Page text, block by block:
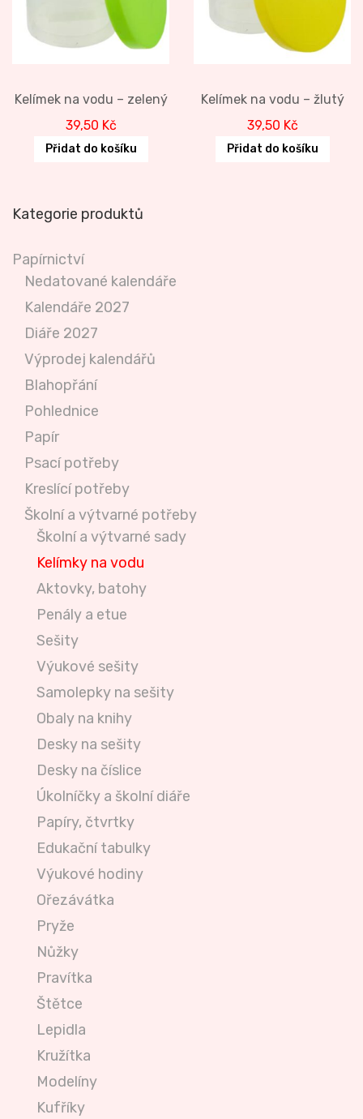
Kelímek na vodu – zelený
39,50 Kč
Přidat do košíku
Kelímek na vodu – žlutý
39,50 Kč
Přidat do košíku
Kategorie produktů
Papírnictví
Nedatované kalendáře
Kalendáře 2027
Diáře 2027
Výprodej kalendářů
Blahopřání
Pohlednice
Papír
Psací potřeby
Kreslící potřeby
Školní a výtvarné potřeby
Školní a výtvarné sady
Kelímky na vodu
Aktovky, batohy
Penály a etue
Sešity
Výukové sešity
Samolepky na sešity
Obaly na knihy
Desky na sešity
Desky na číslice
Úkolníčky a školní diáře
Papíry, čtvrtky
Edukační tabulky
Výukové hodiny
Ořezávátka
Pryže
Nůžky
Pravítka
Štětce
Lepidla
Kružítka
Modelíny
Kufříky